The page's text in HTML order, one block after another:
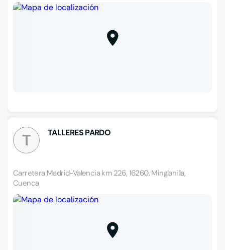
T TALLERES PARDO
Carretera Madrid-Valencia km 226, 16260, Minglanilla,
Cuenca